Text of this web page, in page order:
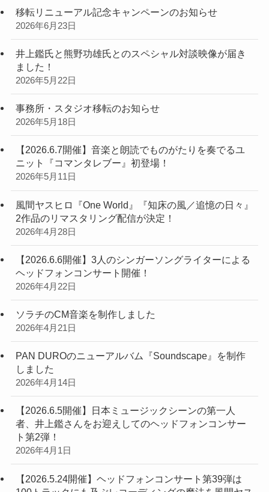
移転リニューアル記念キャンペーンのお知らせ
2026年6月23日
井上鑑氏と熊野功雄氏とのスペシャル対談映像が届き
ました！
2026年5月22日
事務所・スタジオ移転のお知らせ
2026年5月18日
【2026.6.7開催】音楽と朗読でものがたりを奏でるユ
ニット『コマンタレブー』初登場！
2026年5月11日
風間ヤスヒロ『One World』『知床の風／追憶の日々』
2作品のリマスタリング配信が決定！
2026年4月28日
【2026.6.6開催】3人のシンガーソングライターによる
ヘッドフォンコンサート開催！
2026年4月22日
ソラチのCM音楽を制作しました
2026年4月21日
PAN DUROのニューアルバム『Soundscape』を制作
しました
2026年4月14日
【2026.6.5開催】日本ミュージックシーンの第一人
者、井上鑑さんをお迎えしてのヘッドフォンコンサー
ト第2弾！
2026年4月1日
【2026.5.24開催】ヘッドフォンコンサート第39弾は